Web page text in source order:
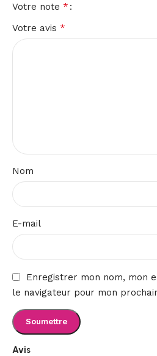
Avis
Votre note *
Votre avis *
Nom
E-mail
Enregistrer mon nom, mon
le navigateur pour mon